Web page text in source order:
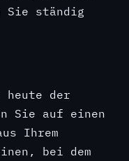
Sie ständig
heute der
Sie auf einen
Ihrem
bei dem